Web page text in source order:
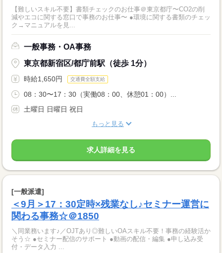
【難しいスキル不要】書類チェックのお仕事＠東京都庁〜CO2の削
減やエコに関する窓口で事務のお仕事〜 ●環境に関する書類のチェッ
ク→マニュアルを見...
一般事務・OA事務
東京都新宿区/都庁前駅（徒歩 1分）
時給1,650円 交通費全額支給
08：30〜17：30（実働08：00、休憩01：00）...
土曜日 日曜日 祝日
もっと見る
求人詳細を見る
[一般派遣]
＜9月＞17：30定時×残業なし♪セミナー運営に
関わる事務☆＠1850
＼同業務います♪／OJTあり◎難しいOAスキル不要！事務の経験活か
そう☆ ●セミナー配信のサポート ●動画の配信・編集 ●申し込み受
付・データ入力 ...